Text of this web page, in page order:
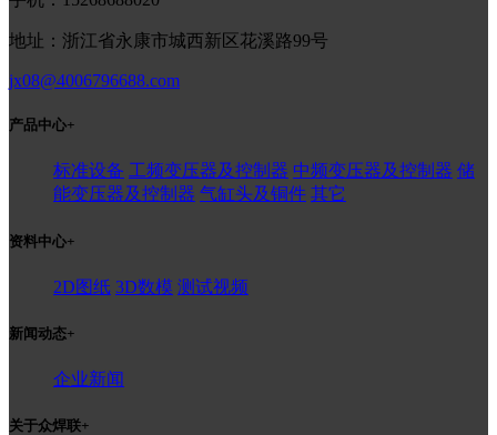
地址：浙江省永康市城西新区花溪路99号
jx08@4006796688.com
产品中心+
标准设备 工频变压器及控制器 中频变压器及控制器 储
能变压器及控制器 气缸头及铜件 其它
资料中心+
2D图纸 3D数模 测试视频
新闻动态+
企业新闻
关于众焊联+